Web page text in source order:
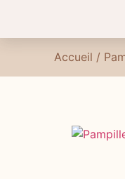
Accueil /